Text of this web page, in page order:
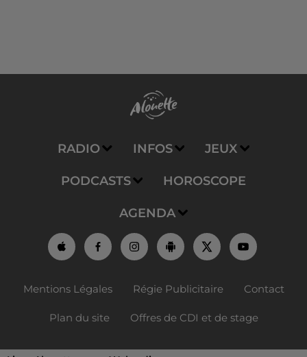
RADIO INFOS JEUX
PODCASTS HOROSCOPE
AGENDA
Mentions Légales Régie Publicitaire Contact
Plan du site Offres de CDI et de stage